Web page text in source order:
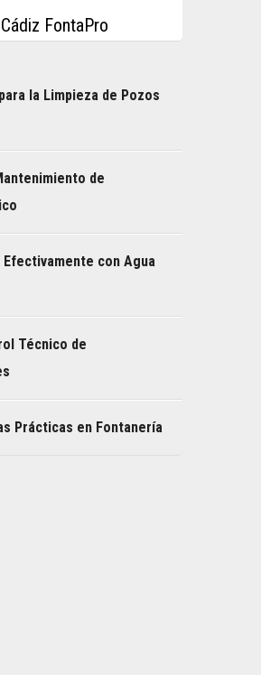
FontaPro
la Limpieza de Pozos
de
con Agua
Técnico de
Prácticas en Fontanería